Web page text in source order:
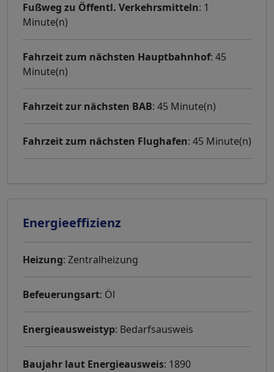
Fußweg zu Öffentl. Verkehrsmitteln: 1
Minute(n)
Fahrzeit zum nächsten Hauptbahnhof: 45
Minute(n)
Fahrzeit zur nächsten BAB: 45 Minute(n)
Fahrzeit zum nächsten Flughafen: 45 Minute(n)
Energieeffizienz
Heizung: Zentralheizung
Befeuerungsart: Öl
Energieausweistyp: Bedarfsausweis
Baujahr laut Energieausweis: 1890